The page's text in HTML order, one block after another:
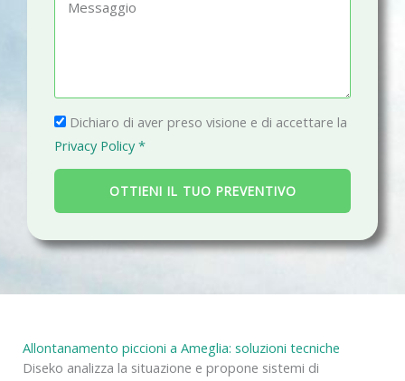
a
g
g
i
P
r
i
a
c
Dichiaro di aver preso visione e di accettare la
Privacy Policy *
OTTIENI IL TUO PREVENTIVO
Allontanamento piccioni a Ameglia: soluzioni tecniche
Diseko analizza la situazione e propone sistemi di